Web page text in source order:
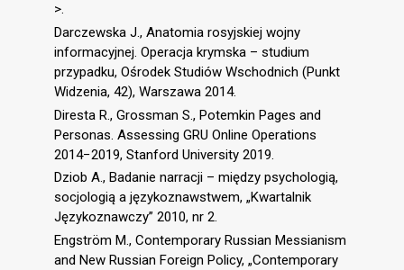
>.
Darczewska J., Anatomia rosyjskiej wojny
informacyjnej. Operacja krymska – studium
przypadku, Ośrodek Studiów Wschodnich (Punkt
Widzenia, 42), Warszawa 2014.
Diresta R., Grossman S., Potemkin Pages and
Personas. Assessing GRU Online Operations
2014−2019, Stanford University 2019.
Dziob A., Badanie narracji – między psychologią,
socjologią a językoznawstwem, „Kwartalnik
Językoznawczy” 2010, nr 2.
Engström M., Contemporary Russian Messianism
and New Russian Foreign Policy, „Contemporary